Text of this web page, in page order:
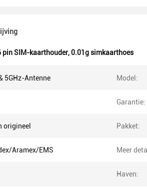
pin SIM-kaarthouder,0.01g simkaarthoes
5GHz-Antenne Model:
Garantie:
origineel Pakket:
Aramex/EMS Meer
Haven: